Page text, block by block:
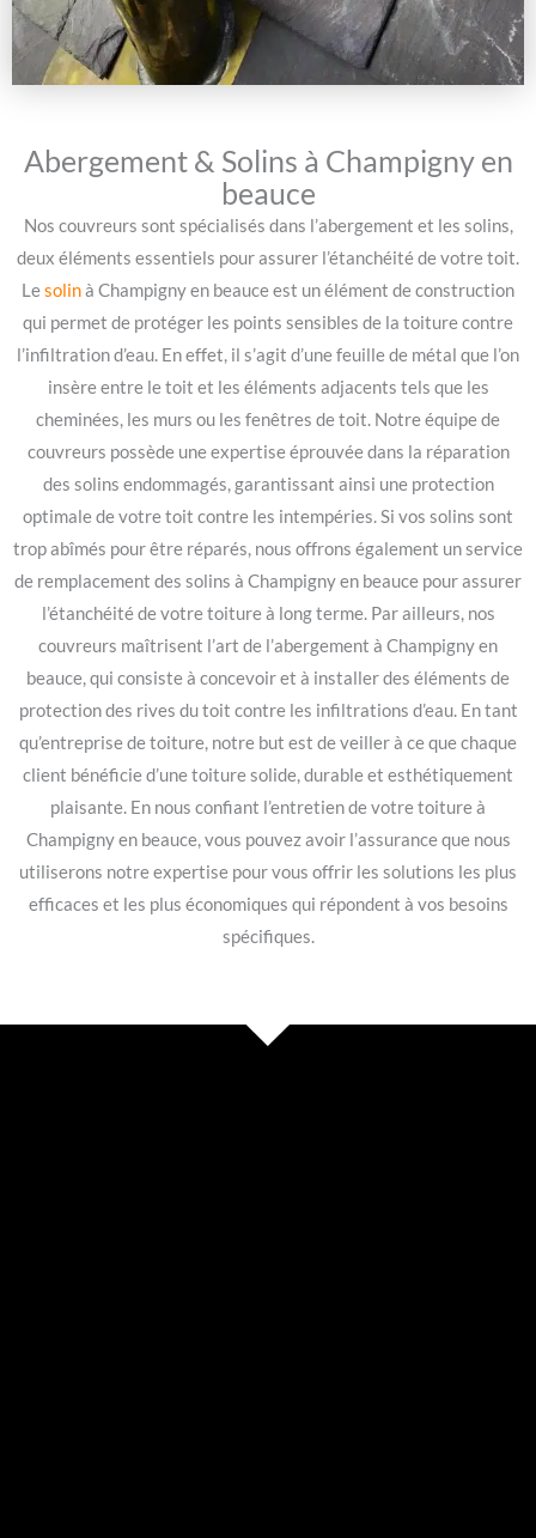
Abergement & Solins à Champigny en
beauce
Nos couvreurs sont spécialisés dans l’abergement et les solins,
deux éléments essentiels pour assurer l’étanchéité de votre toit.
Lesolinà Champigny en beauce est un élément de construction
qui permet de protéger les points sensibles de la toiture contre
l’infiltration d’eau. En effet, il s’agit d’une feuille de métal que l’on
insère entre le toit et les éléments adjacents tels que les
cheminées, les murs ou les fenêtres de toit. Notre équipe de
couvreurs possède une expertise éprouvée dans la réparation
des solins endommagés, garantissant ainsi une protection
optimale de votre toit contre les intempéries. Si vos solins sont
trop abîmés pour être réparés, nous offrons également un service
de remplacement des solins à Champigny en beauce pour assurer
l’étanchéité de votre toiture à long terme. Par ailleurs, nos
couvreurs maîtrisent l’art de l’abergement à Champigny en
beauce, qui consiste à concevoir et à installer des éléments de
protection des rives du toit contre les infiltrations d’eau. En tant
qu’entreprise de toiture, notre but est de veiller à ce que chaque
client bénéficie d’une toiture solide, durable et esthétiquement
plaisante. En nous confiant l’entretien de votre toiture à
Champigny en beauce, vous pouvez avoir l’assurance que nous
utiliserons notre expertise pour vous offrir les solutions les plus
efficaces et les plus économiques qui répondent à vos besoins
spécifiques.